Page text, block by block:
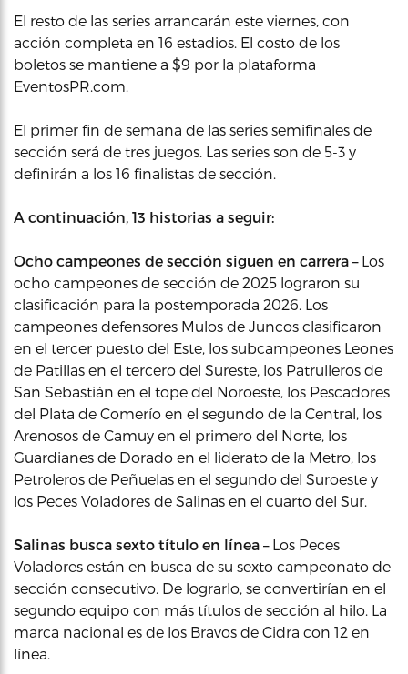
El resto de las series arrancarán este viernes, con
acción completa en 16 estadios. El costo de los
boletos se mantiene a $9 por la plataforma
EventosPR.com.
El primer fin de semana de las series semifinales de
sección será de tres juegos. Las series son de 5-3 y
definirán a los 16 finalistas de sección.
A continuación, 13 historias a seguir:
Ocho campeones de sección siguen en carrera –Los
ocho campeones de sección de 2025 lograron su
clasificación para la postemporada 2026. Los
campeones defensores Mulos de Juncos clasificaron
en el tercer puesto del Este, los subcampeones Leones
de Patillas en el tercero del Sureste, los Patrulleros de
San Sebastián en el tope del Noroeste, los Pescadores
del Plata de Comerío en el segundo de la Central, los
Arenosos de Camuy en el primero del Norte, los
Guardianes de Dorado en el liderato de la Metro, los
Petroleros de Peñuelas en el segundo del Suroeste y
los Peces Voladores de Salinas en el cuarto del Sur.
Salinas busca sexto título en línea –Los Peces
Voladores están en busca de su sexto campeonato de
sección consecutivo. De lograrlo, se convertirían en el
segundo equipo con más títulos de sección al hilo. La
marca nacional es de los Bravos de Cidra con 12 en
línea.